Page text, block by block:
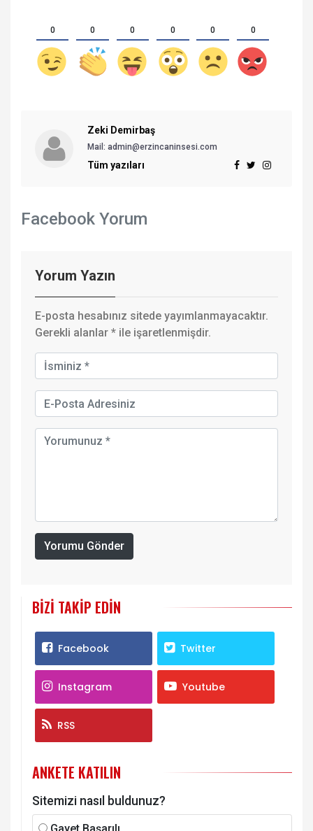
0 0 0 0 0 0
Zeki Demirbaş
Mail: admin@erzincaninsesi.com
Tüm yazıları
Facebook Yorum
Yorum Yazın
E-posta hesabınız sitede yayımlanmayacaktır.
Gerekli alanlar * ile işaretlenmişdir.
Yorumu Gönder
BIZI TAKIP EDIN
Facebook Twitter
Instagram Youtube
RSS
ANKETE KATILIN
Sitemizi nasıl buldunuz?